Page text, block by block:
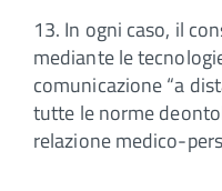
13. In ogni caso, il
mediante le
comunicazione “a
tutte le norme
relazione medico-